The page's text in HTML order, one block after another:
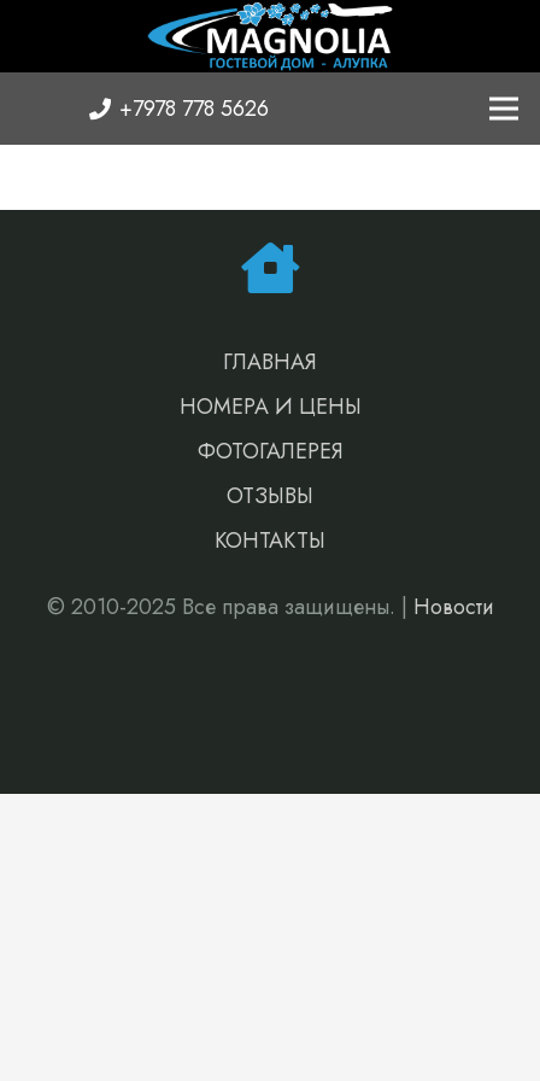
+7978 778 5626
ГЛАВНАЯ
НОМЕРА И ЦЕНЫ
ФОТОГАЛЕРЕЯ
ОТЗЫВЫ
КОНТАКТЫ
© 2010-2025 Все права защищены. | Новости